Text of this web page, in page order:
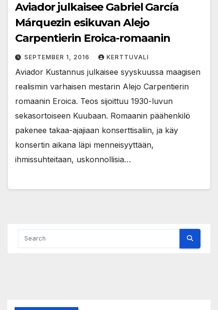
Aviador julkaisee Gabriel García
Márquezin esikuvan Alejo
Carpentierin Eroica-romaanin
SEPTEMBER 1, 2016 KERTTUVALI
Aviador Kustannus julkaisee syyskuussa maagisen
realismin varhaisen mestarin Alejo Carpentierin
romaanin Eroica. Teos sijoittuu 1930-luvun
sekasortoiseen Kuubaan. Romaanin päähenkilö
pakenee takaa-ajajiaan konserttisaliin, ja käy
konsertin aikana läpi menneisyyttään,
ihmissuhteitaan, uskonnollisia…